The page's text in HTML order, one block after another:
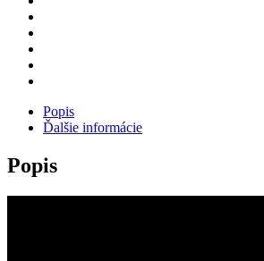
figúrkou
vodiča
Popis
Ďalšie informácie
Popis